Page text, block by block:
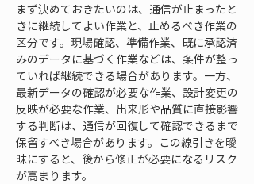
まず決めておきたいのは、通信が止まったと
きに継続してよい作業と、止めるべき作業の
区分です。現場確認、準備作業、既に承認済
みのデータに基づく作業などは、条件が整っ
ていれば継続できる場合があります。一方、
最新データの確認が必要な作業、設計変更の
反映が必要な作業、出来形や品質に直接影響
する判断は、通信が回復して確認できるまで
保留すべき場合があります。この線引きを曖
昧にすると、後から修正が必要になるリスク
が高まります。